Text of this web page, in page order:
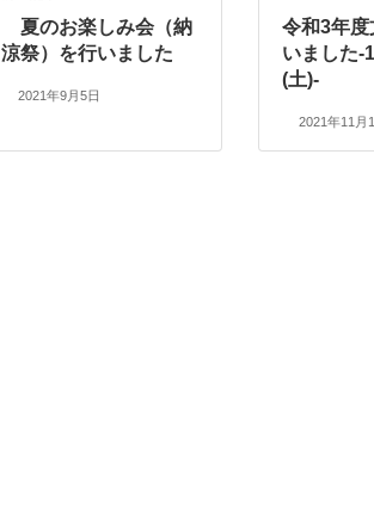
夏のお楽しみ会（納
涼祭）を行いました
2021年9月5日
令和3年
いました-
(土)-
2021年11月